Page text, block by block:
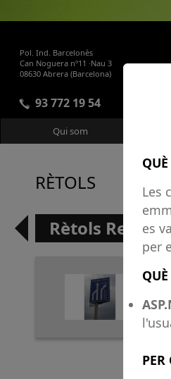
Les
es
per
PER
Pol. Ind. Barcelonès
Can Noguera nº11 ·Nau 3
08630 Abrera (Barcelona)
93 772 19 54
Qui som
RÈTOLS
Rètols